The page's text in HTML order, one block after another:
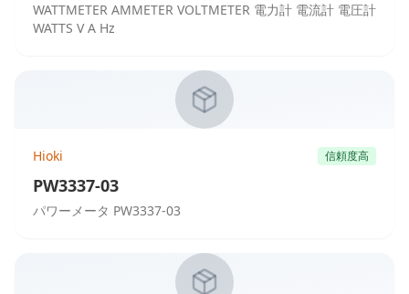
WATTMETER AMMETER VOLTMETER 電力計 電流計 電圧計
WATTS V A Hz
Hioki 信頼度高
PW3337-03
パワーメータ PW3337-03